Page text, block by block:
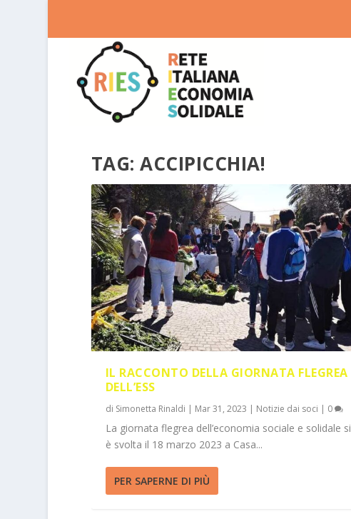
TAG:ACCIPICCHIA!
IL RACCONTO DELLA GIORNATA FLEGREA
DELL’ESS
di Simonetta Rinaldi | Mar 31, 2023 | Notizie dai soci | 0
La giornata flegrea dell’economia sociale e solidale si
è svolta il 18 marzo 2023 a Casa...
PER SAPERNE DI PIÙ